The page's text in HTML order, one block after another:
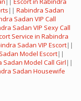
|| Rabindra Sadan
Sadan VIP Call
Sadan VIP Sexy Call
Service in Rabindra
Sadan VIP Escort||
Model Escort||
Sadan Model Call Girl ||
Sadan Housewife